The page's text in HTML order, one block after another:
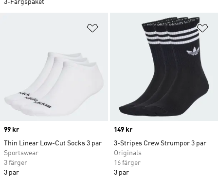
3-Färgspaket
Lägg till på önskelistan
Price
99 kr
Thin Linear Low-Cut Socks 3 par
Sportswear
3 färger
3 par
Price
149 kr
3-Stripes Crew Strumpor 3 par
Originals
16 färger
3 par